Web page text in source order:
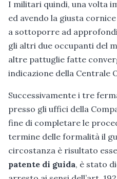
I militari quindi, una volta
ed avendo la giusta
a sottoporre ad
gli altri due occupanti del
altre pattuglie fatte
indicazione della Centrale
Successivamente i tre
presso gli uffici della
fine di completare le
termine delle formalità il
circostanza è risultato
patente di guida, è stato